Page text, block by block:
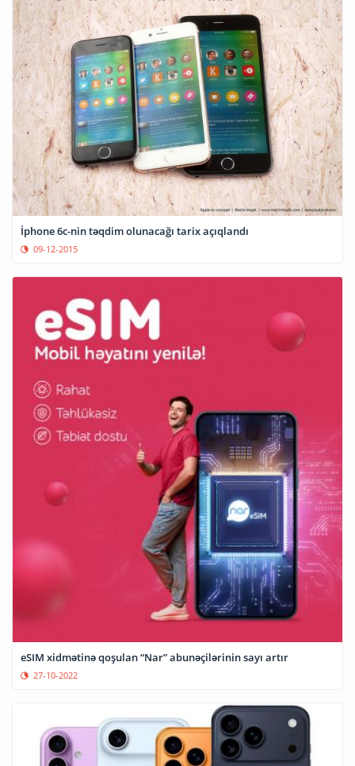
İphone 6c-nin təqdim olunacağı tarix açıqlandı
09-12-2015
eSIM xidmətinə qoşulan “Nar” abunəçilərinin sayı artır
27-10-2022